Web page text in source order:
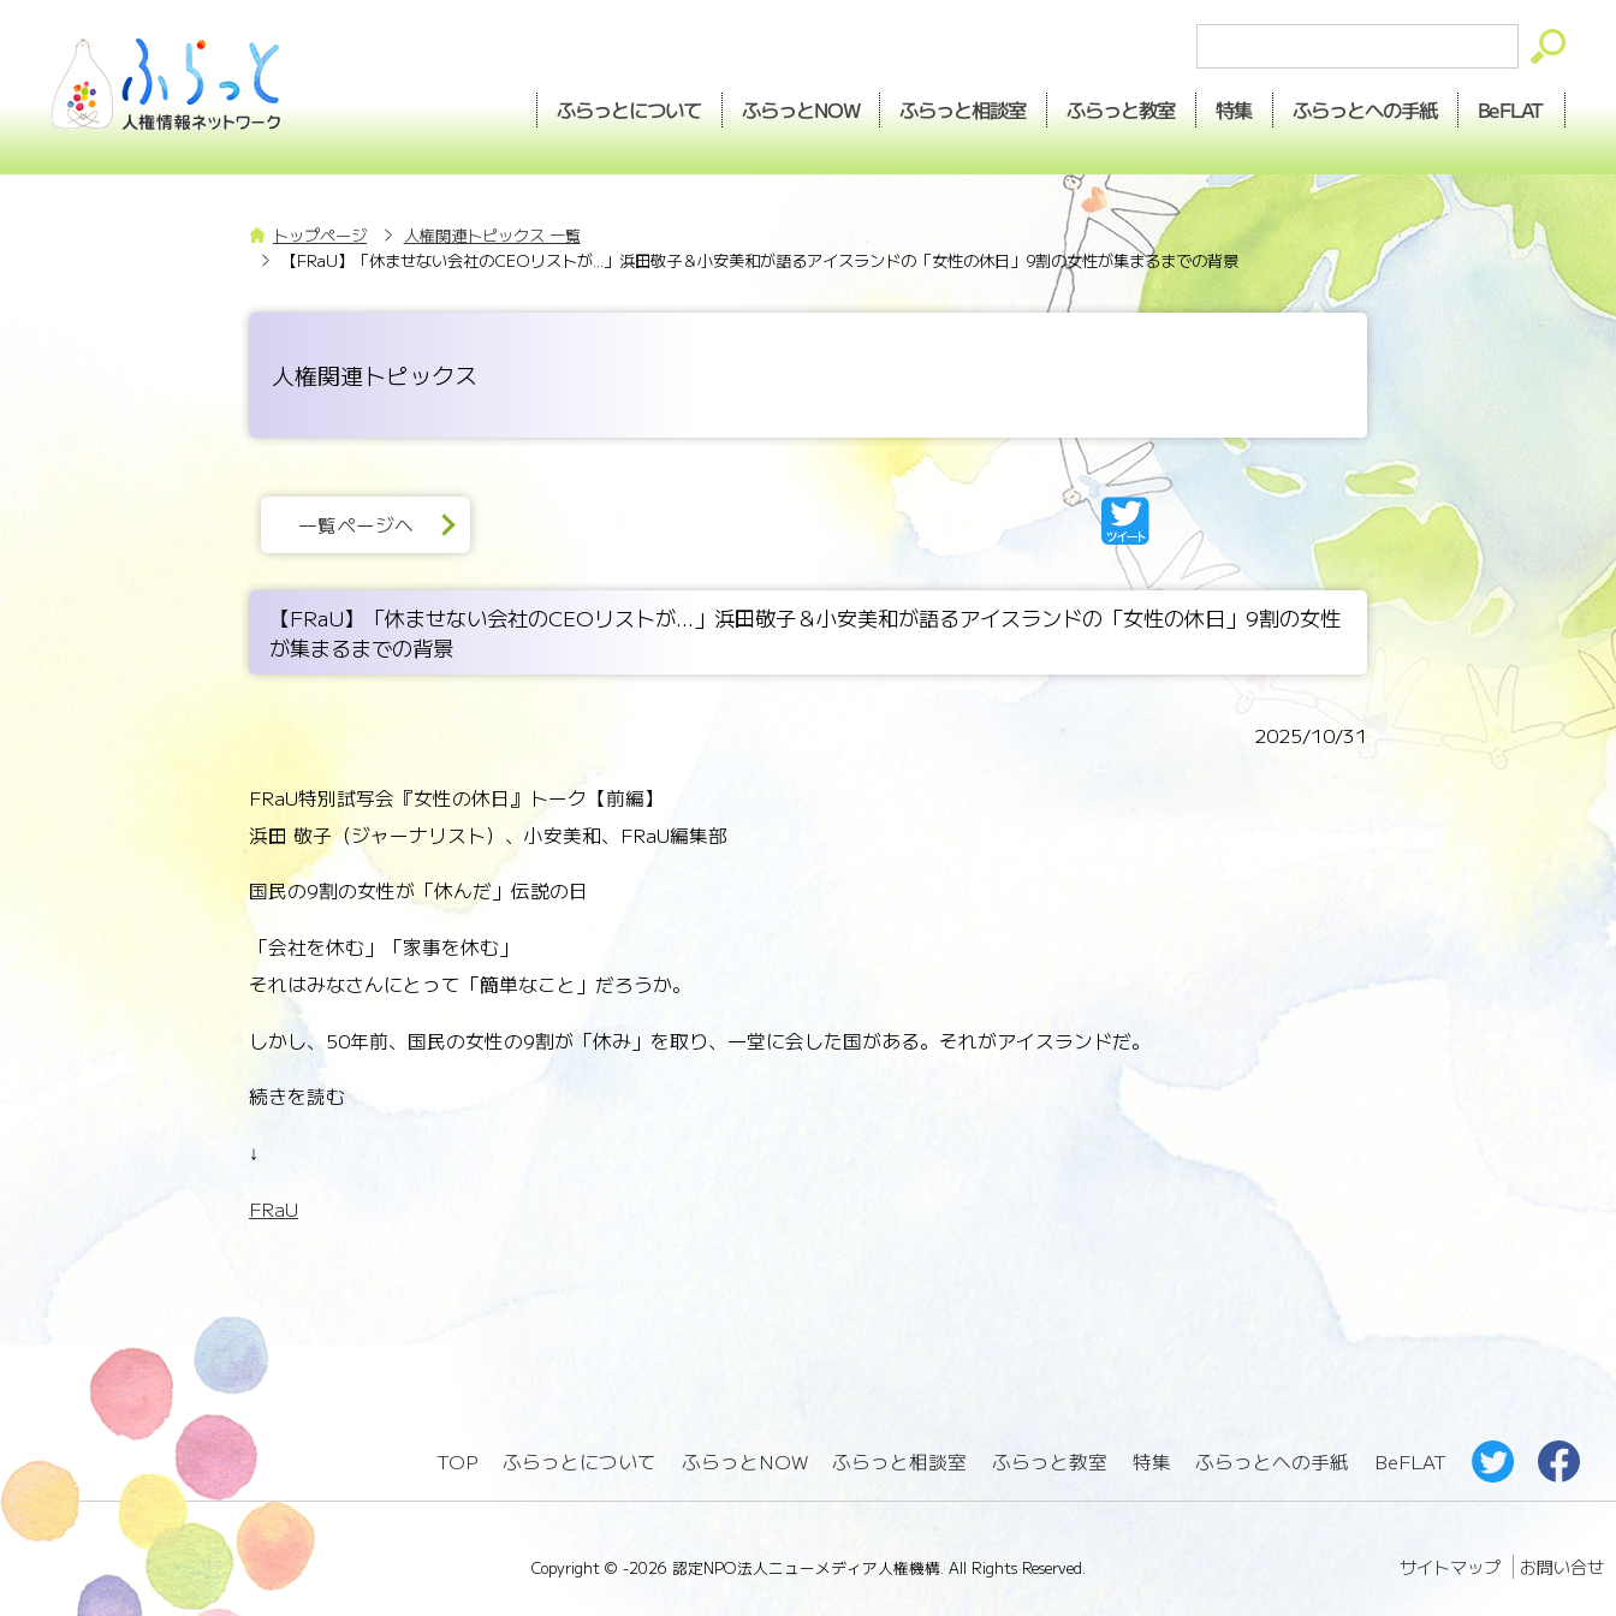
ふらっとについて ふらっとNOW ふらっと相談室 ふらっと教室 特集 ふらっとへの手紙 BeFLAT
トップページ
人権関連トピックス 一覧
【FRaU】「休ませない会社のCEOリストが...」浜田敬子＆小安美和が語るアイスランドの「女性の休日」9割の女性が集まるまでの背景
人権関連トピックス
一覧ページへ
【FRaU】「休ませない会社のCEOリストが...」浜田敬子＆小安美和が語るアイスランドの「女性の休日」9割の女性
が集まるまでの背景
2025/10/31
FRaU特別試写会『女性の休日』トーク【前編】
浜田 敬子（ジャーナリスト）、小安美和、FRaU編集部
国民の9割の女性が「休んだ」伝説の日
「会社を休む」「家事を休む」
それはみなさんにとって「簡単なこと」だろうか。
しかし、50年前、国民の女性の9割が「休み」を取り、一堂に会した国がある。それがアイスランドだ。
続きを読む
↓
FRaU
TOP ふらっとについて ふらっとNOW ふらっと相談室 ふらっと教室 特集 ふらっとへの手紙 BeFLAT
サイトマップ お問い合せ
Copyright © -2026 認定NPO法人ニューメディア人権機構. All Rights Reserved.